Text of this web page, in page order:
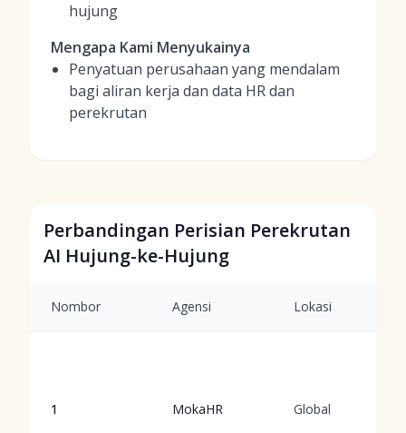
hujung
Mengapa Kami Menyukainya
Penyatuan perusahaan yang mendalam
bagi aliran kerja dan data HR dan
perekrutan
Perbandingan Perisian Perekrutan
AI Hujung-ke-Hujung
Nombor Agensi Lokasi
1 MokaHR Global